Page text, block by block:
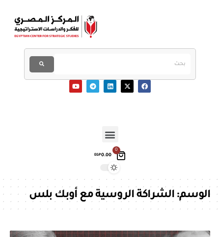
0
EGP0.00
الوسم:الشراكة الروسية مع أوبك بلس